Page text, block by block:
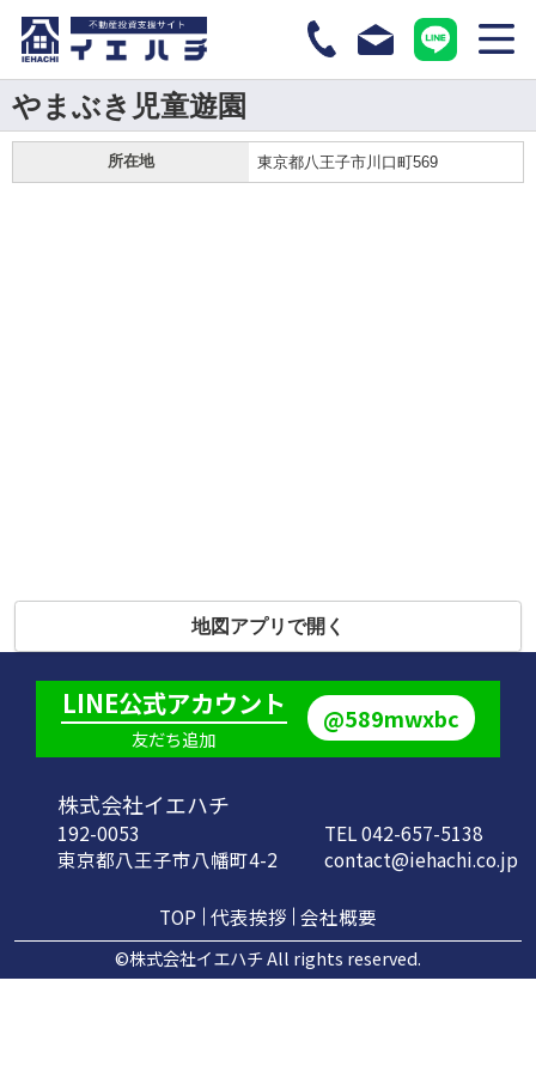
やまぶき児童遊園
所在地 東京都八王子市川口町569
地図アプリで開く
LINE公式アカウント
友だち追加
@589mwxbc
株式会社イエハチ
192-0053
東京都八王子市八幡町4-2
TEL 042-657-5138
contact@iehachi.co.jp
TOP 代表挨拶 会社概要
©株式会社イエハチ All rights reserved.